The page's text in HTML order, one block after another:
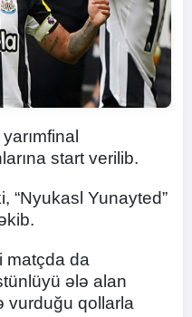
start verilib.
“Nyukasl Yunayted”
matçda da
ələ alan
vurduğu qollarla